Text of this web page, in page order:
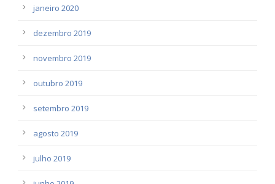
janeiro 2020
dezembro 2019
novembro 2019
outubro 2019
setembro 2019
agosto 2019
julho 2019